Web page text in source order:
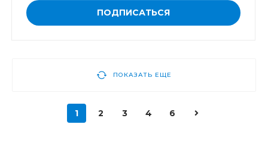
ПОДПИСАТЬСЯ
ПОКАЗАТЬ ЕЩЕ
1 2 3 4 6